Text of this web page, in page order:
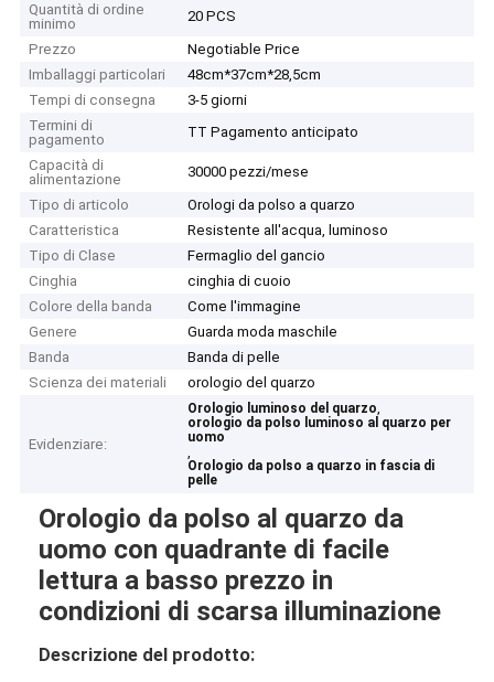
Quantità di ordine
minimo
20 PCS
Prezzo
Negotiable Price
Imballaggi particolari
48cm*37cm*28,5cm
Tempi di consegna
3-5 giorni
Termini di
pagamento
TT Pagamento anticipato
Capacità di
alimentazione
30000 pezzi/mese
Tipo di articolo
Orologi da polso a quarzo
Caratteristica
Resistente all'acqua, luminoso
Tipo di Clase
Fermaglio del gancio
Cinghia
cinghia di cuoio
Colore della banda
Come l'immagine
Genere
Guarda moda maschile
Banda
Banda di pelle
Scienza dei materiali
orologio del quarzo
Evidenziare:
Orologio luminoso del quarzo,
orologio da polso luminoso al quarzo per
uomo
,
Orologio da polso a quarzo in fascia di
pelle
Orologio da polso al quarzo da
uomo con quadrante di facile
lettura a basso prezzo in
condizioni di scarsa illuminazione
Descrizione del prodotto: